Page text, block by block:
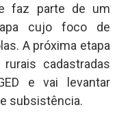
faz parte de um
cujo foco de
A próxima etapa
cadastradas
e vai levantar
subsistência.